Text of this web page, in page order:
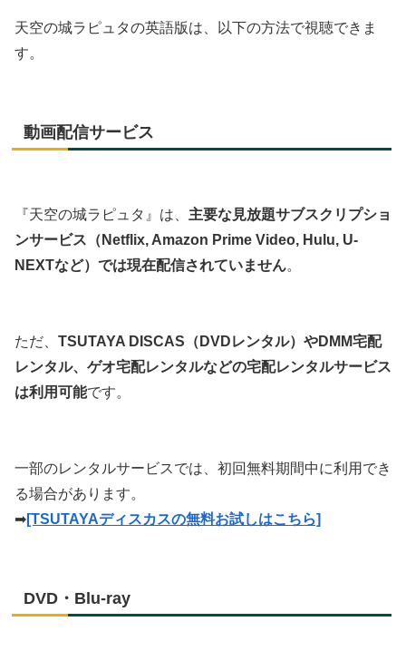
天空の城ラピュタの英語版は、以下の方法で視聴できま
す。
動画配信サービス
『天空の城ラピュタ』は、 主要な見放題サブスクリプショ
ンサービス（Netflix, Amazon Prime Video, Hulu, U-
NEXTなど）では現在配信されていません。
ただ、 TSUTAYA DISCAS（DVDレンタル）やDMM宅配
レンタル、ゲオ宅配レンタルなどの宅配レンタルサービス
は利用可能です。
一部のレンタルサービスでは、初回無料期間中に利用でき
る場合があります。
➡[TSUTAYAディスカスの無料お試しはこちら]
DVD・Blu-ray